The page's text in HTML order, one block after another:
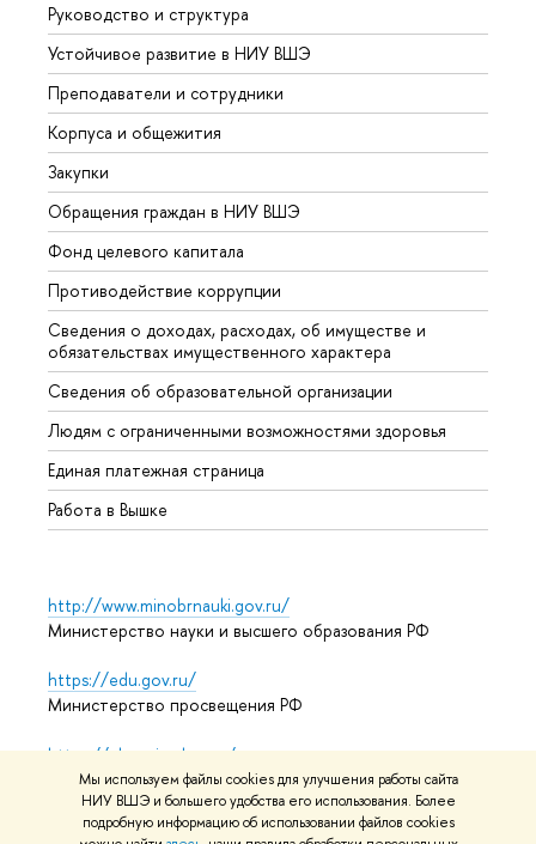
Мы используем файлы cookies для улучшения работы сайта
НИУ ВШЭ и большего удобства его использования. Более
подробную информацию об использовании файлов cookies
Руководство и структура
Устойчивое развитие в НИУ ВШЭ
Преподаватели и сотрудники
Корпуса и общежития
Закупки
Обращения граждан в НИУ ВШЭ
Фонд целевого капитала
Противодействие коррупции
Сведения о доходах, расходах, об имуществе и
обязательствах имущественного характера
Сведения об образовательной организации
Людям с ограниченными возможностями здоровья
Единая платежная страница
Работа в Вышке
http://www.minobrnauki.gov.ru/
Министерство науки и высшего образования РФ
https://edu.gov.ru/
Министерство просвещения РФ
https://elearning.hse.ru/mooc
Массовые открытые онлайн-курсы